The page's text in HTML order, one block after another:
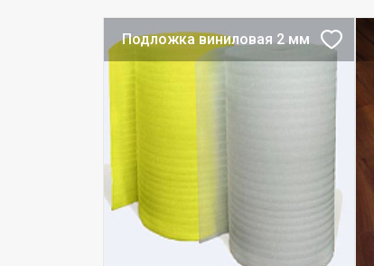
Подложка виниловая 2 мм